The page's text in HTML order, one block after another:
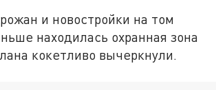
и новостройки на том
находилась охранная зона
кокетливо вычеркнули.